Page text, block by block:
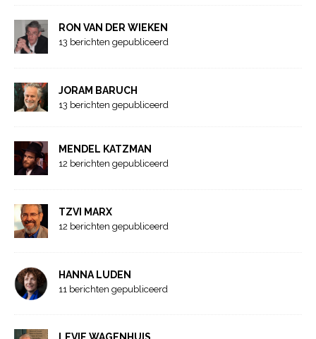
RON VAN DER WIEKEN
13 berichten gepubliceerd
JORAM BARUCH
13 berichten gepubliceerd
MENDEL KATZMAN
12 berichten gepubliceerd
TZVI MARX
12 berichten gepubliceerd
HANNA LUDEN
11 berichten gepubliceerd
LEVIE WAGENHUIS